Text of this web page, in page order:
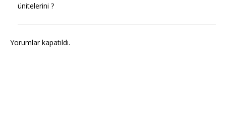
ünitelerini ?
Yorumlar kapatıldı.